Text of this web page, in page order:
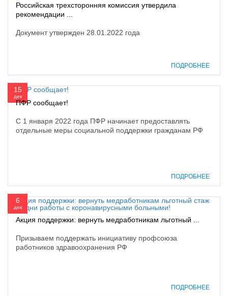
Российская трехсторонняя комиссия утвердила
рекомендации ...
Документ утвержден 28.01.2022 года
ПОДРОБНЕЕ
15
дек
ПФР сообщает!
С 1 января 2022 года ПФР начинает предоставлять
отдельные меры социальной поддержки гражданам РФ
ПОДРОБНЕЕ
6
дек
Акция поддержки: вернуть медработникам льготный ...
Призываем поддержать инициативу профсоюза
работников здравоохранения РФ
ПОДРОБНЕЕ